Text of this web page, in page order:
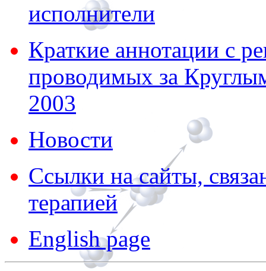
исполнители
Краткие аннотации с
проводимых за
2003
Новости
Ссылки на сайты,
терапией
English page